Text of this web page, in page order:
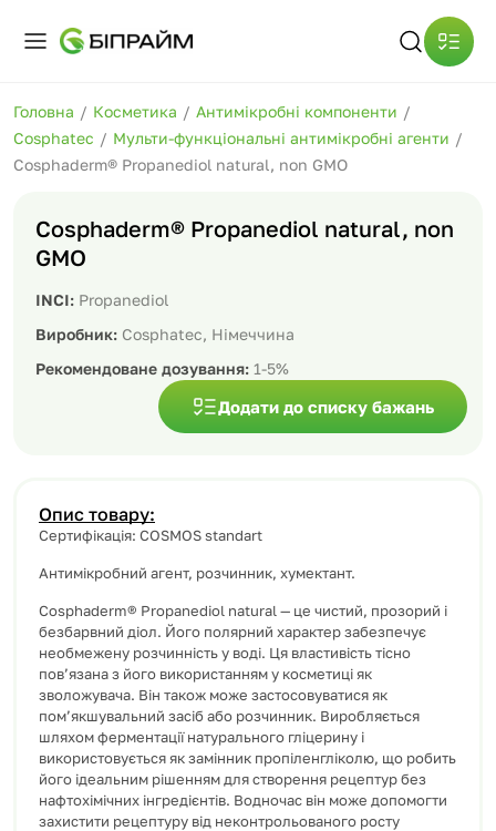
Головна / Косметика / Антимікробні компоненти /
Cosphatec / Мульти-функціональні антимікробні агенти /
Cosphaderm® Propanediol natural, non GMO
Cosphaderm® Propanediol natural, non
GMO
INCI: Propanediol
Виробник: Cosphatec, Німеччина
Рекомендоване дозування: 1-5%
Додати до списку бажань
Опис товару:
Сертифікація: COSMOS standart
Антимікробний агент, розчинник, хумектант.
Cosphaderm® Propanediol natural — це чистий, прозорий і
безбарвний діол. Його полярний характер забезпечує
необмежену розчинність у воді. Ця властивість тісно
пов’язана з його використанням у косметиці як
зволожувача. Він також може застосовуватися як
пом’якшувальний засіб або розчинник. Виробляється
шляхом ферментації натурального гліцерину і
використовується як замінник пропіленгліколю, що робить
його ідеальним рішенням для створення рецептур без
нафтохімічних інгредієнтів. Водночас він може допомогти
захистити рецептуру від неконтрольованого росту